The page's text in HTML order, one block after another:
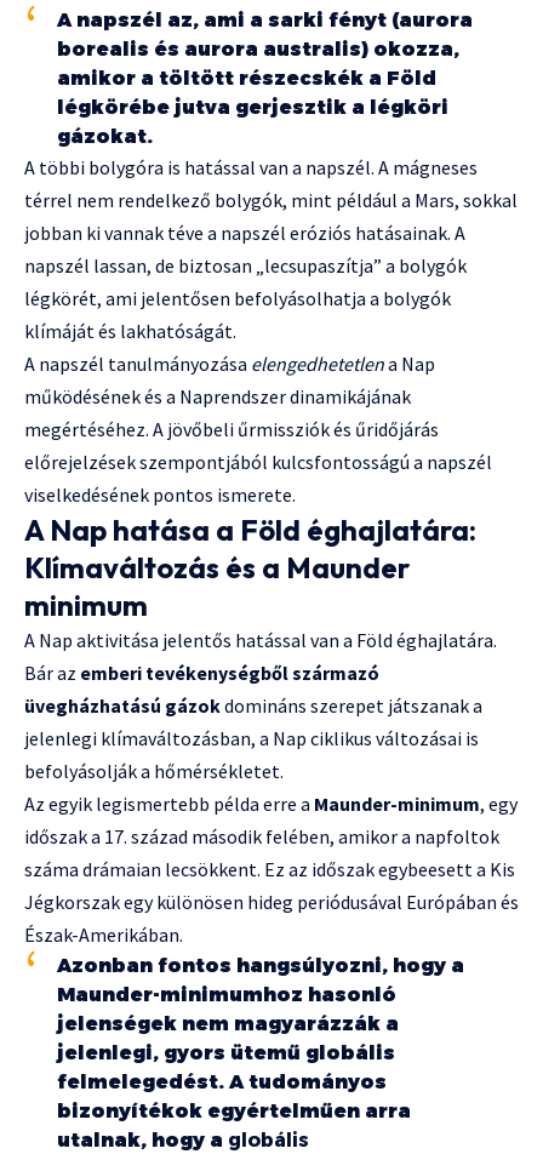
A napszél az, ami a sarki fényt (aurora
borealis és aurora australis) okozza,
amikor a töltött részecskék a Föld
légkörébe jutva gerjesztik a légköri
gázokat.
A többi bolygóra is hatással van a napszél. A mágneses
térrel nem rendelkező bolygók, mint például a Mars, sokkal
jobban ki vannak téve a napszél eróziós hatásainak. A
napszél lassan, de biztosan „lecsupaszítja” a bolygók
légkörét, ami jelentősen befolyásolhatja a bolygók
klímáját és lakhatóságát.
A napszél tanulmányozása elengedhetetlena Nap
működésének és a Naprendszer dinamikájának
megértéséhez. A jövőbeli űrmissziók és űridőjárás
előrejelzések szempontjából kulcsfontosságú a napszél
viselkedésének pontos ismerete.
A Nap hatása a Föld éghajlatára:
Klímaváltozás és a Maunder
minimum
A Nap aktivitása jelentős hatással van a Föld éghajlatára.
Bár az emberi tevékenységből származó
üvegházhatású gázokdomináns szerepet játszanak a
jelenlegi klímaváltozásban, a Nap ciklikus változásai is
befolyásolják a hőmérsékletet.
Az egyik legismertebb példa erre a Maunder-minimum, egy
időszak a 17. század második felében, amikor a napfoltok
száma drámaian lecsökkent. Ez az időszak egybeesett a Kis
Jégkorszak egy különösen hideg periódusával Európában és
Észak-Amerikában.
Azonban fontos hangsúlyozni, hogy a
Maunder-minimumhoz hasonló
jelenségek nem magyarázzák a
jelenlegi, gyors ütemű globális
felmelegedést. A tudományos
bizonyítékok egyértelműen arra
utalnak, hogy a globális